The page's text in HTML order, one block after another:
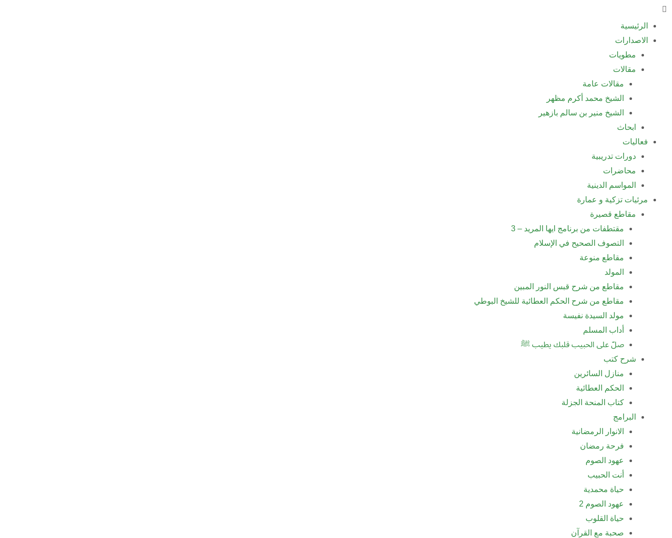
تخطي
المحتوى
الرئيسية
الاصدارات
مطويات
مقالات
مقالات عامة
الشيخ محمد أكرم مظهر
الشيخ منير بن سالم بازهير
ابحاث
فعاليات
دورات تدريبية
محاضرات
المواسم الدينية
مرئيات تزكية و عمارة
مقاطع قصيرة
مقتطفات من برنامج ايها المريد – 3
التصوف الصحيح في الإسلام
مقاطع منوعة
المولد
مقاطع من شرح قبس النور المبين
مقاطع من شرح الحكم العطائية للشيخ البوطي
مولد السيدة نفيسة
أداب المسلم
صلّ على الحبيب قلبك يطيب ﷺ
شرح كتب
منازل السائرين
الحكم العطائية
كتاب المنحة الجزلة
البرامج
الانوار الرمضانية
فرحة رمضان
عهود الصوم
أنت الحبيب
حياة محمدية
عهود الصوم 2
حياة القلوب
صحبة مع القرآن